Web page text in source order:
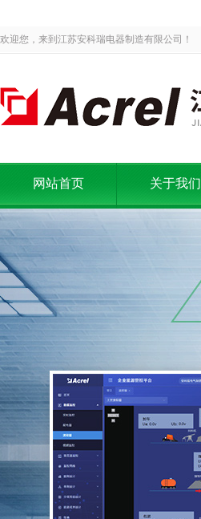
欢迎您，来到江苏安科瑞电器制造有限公司！
网站首页 关于我们